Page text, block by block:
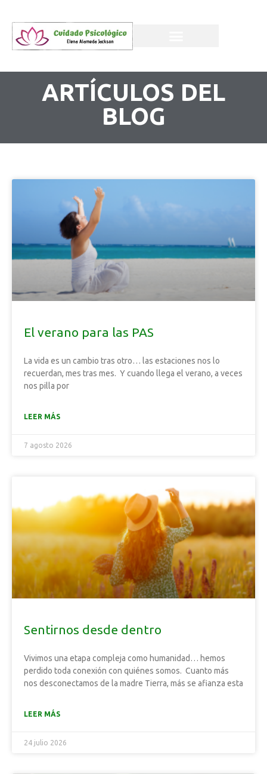
ARTÍCULOS DEL
BLOG
El verano para las PAS
La vida es un cambio tras otro… las estaciones nos lo
recuerdan, mes tras mes. Y cuando llega el verano, a veces
nos pilla por
LEER MÁS
7 agosto 2026
Sentirnos desde dentro
Vivimos una etapa compleja como humanidad… hemos
perdido toda conexión con quiénes somos. Cuanto más
nos desconectamos de la madre Tierra, más se afianza esta
LEER MÁS
24 julio 2026